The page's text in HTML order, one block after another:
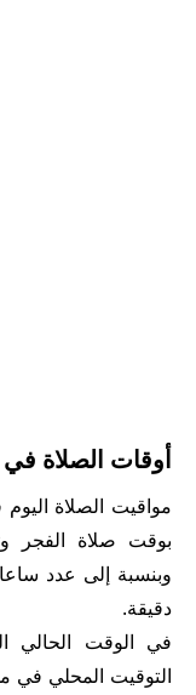
أوقات الصلاة في Zwolle ، هولندا
مواقيت الصلاة
بوقت صلاة الفجر
دقيقة.
في الوقت الحالي
التوقيت المحلي في